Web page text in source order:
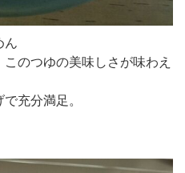
ん
のつゆの美味しさが味わえ
充分満足。